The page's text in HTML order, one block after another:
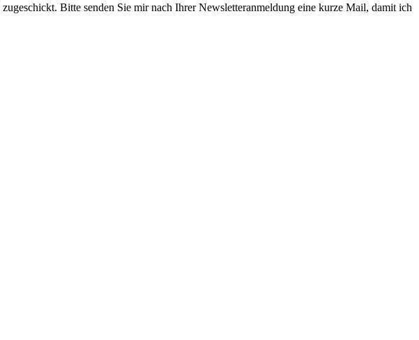
Bitte senden Sie mir nach Ihrer Newsletteranmeldung eine kurze Mail, damit ich